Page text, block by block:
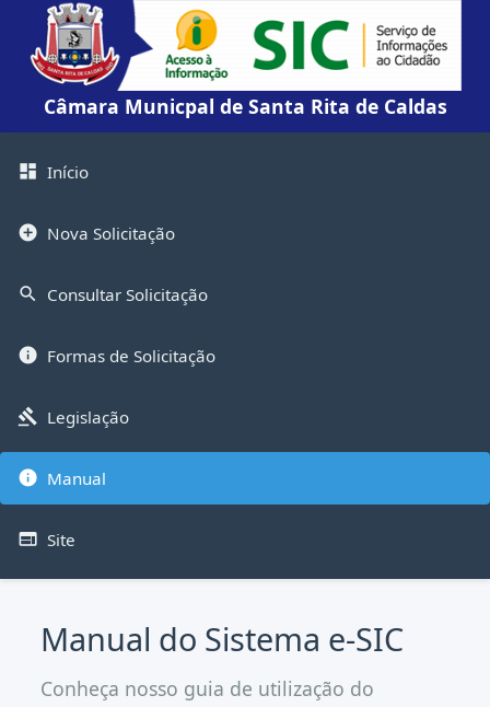
Câmara Municpal de Santa Rita de Caldas
dashboard Início
add_circle Nova Solicitação
search Consultar Solicitação
info Formas de Solicitação
gavel Legislação
info Manual
web Site
Manual do Sistema e-SIC
Conheça nosso guia de utilização do